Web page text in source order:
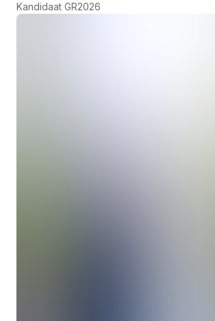
Kandidaat GR2026